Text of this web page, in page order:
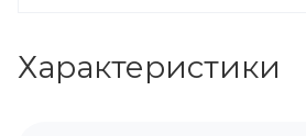
Характеристики